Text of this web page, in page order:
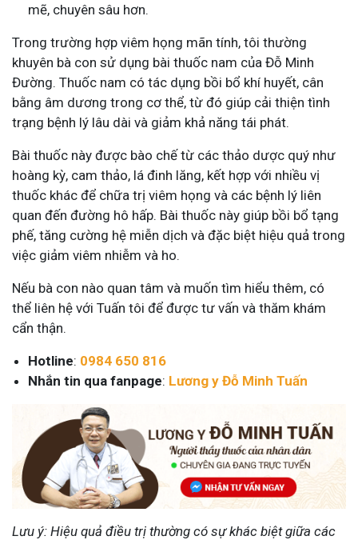
mẽ, chuyên sâu hơn.
Trong trường hợp viêm họng mãn tính, tôi thường
khuyên bà con sử dụng bài thuốc nam của Đỗ Minh
Đường. Thuốc nam có tác dụng bồi bổ khí huyết, cân
bằng âm dương trong cơ thể, từ đó giúp cải thiện tình
trạng bệnh lý lâu dài và giảm khả năng tái phát.
Bài thuốc này được bào chế từ các thảo dược quý như
hoàng kỳ, cam thảo, lá đinh lăng, kết hợp với nhiều vị
thuốc khác để chữa trị viêm họng và các bệnh lý liên
quan đến đường hô hấp. Bài thuốc này giúp bồi bổ tạng
phế, tăng cường hệ miễn dịch và đặc biệt hiệu quả trong
việc giảm viêm nhiễm và ho.
Nếu bà con nào quan tâm và muốn tìm hiểu thêm, có
thể liên hệ với Tuấn tôi để được tư vấn và thăm khám
cẩn thận.
Hotline: 0984 650 816
Nhắn tin qua fanpage: Lương y Đỗ Minh Tuấn
Lưu ý: Hiệu quả điều trị thường có sự khác biệt giữa các